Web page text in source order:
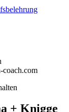
coach.com
+ Knigge